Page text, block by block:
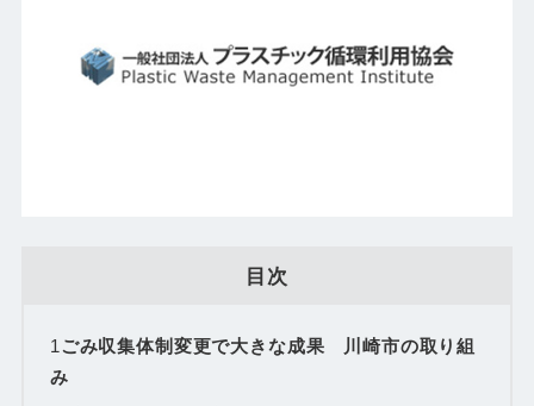
目次
1ごみ収集体制変更で大きな成果 川崎市の取り組
み